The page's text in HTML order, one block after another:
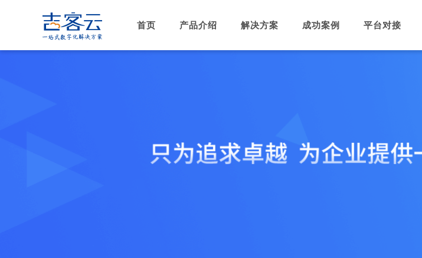
首页 产品介绍 解决方案 成功案例 平台对接